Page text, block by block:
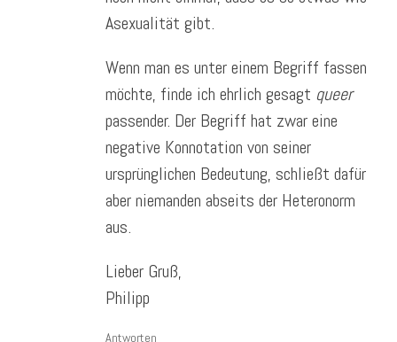
Asexualität gibt.
Wenn man es unter einem Begriff fassen
möchte, finde ich ehrlich gesagt queer
passender. Der Begriff hat zwar eine
negative Konnotation von seiner
ursprünglichen Bedeutung, schließt dafür
aber niemanden abseits der Heteronorm
aus.
Lieber Gruß,
Philipp
Antworten